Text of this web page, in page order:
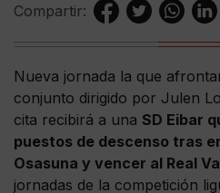
Compartir:
Nueva jornada la que
conjunto dirigido por Julen
cita recibirá a una SD Eibar
puestos de descenso tras
Osasuna y vencer al Real
jornadas de la competición